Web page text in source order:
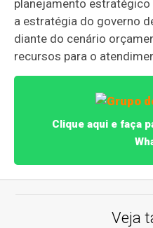
planejamento
a estratégia do governo
diante do cenário
recursos para o
Clique aqui e faça
Veja